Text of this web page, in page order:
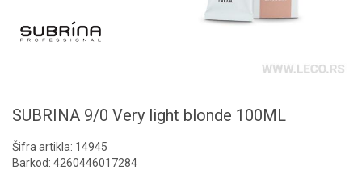
SUBRINA 9/0 Very light blonde 100ML
Šifra artikla: 14945
Barkod: 4260446017284